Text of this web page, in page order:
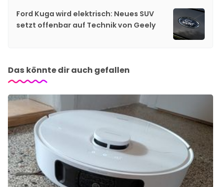
Ford Kuga wird elektrisch: Neues SUV
setzt offenbar auf Technik von Geely
Das könnte dir auch gefallen